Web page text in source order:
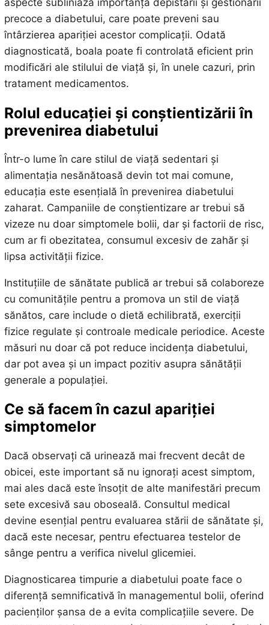
aspecte subliniază importanța depistării și gestionării
precoce a diabetului, care poate preveni sau
întârzierea apariției acestor complicații. Odată
diagnosticată, boala poate fi controlată eficient prin
modificări ale stilului de viață și, în unele cazuri, prin
tratament medicamentos.
Rolul educației și conștientizării în
prevenirea diabetului
Într-o lume în care stilul de viață sedentari și
alimentația nesănătoasă devin tot mai comune,
educația este esențială în prevenirea diabetului
zaharat. Campaniile de conștientizare ar trebui să
vizeze nu doar simptomele bolii, dar și factorii de risc,
cum ar fi obezitatea, consumul excesiv de zahăr și
lipsa activității fizice.
Instituțiile de sănătate publică ar trebui să colaboreze
cu comunitățile pentru a promova un stil de viață
sănătos, care include o dietă echilibrată, exerciții
fizice regulate și controale medicale periodice. Aceste
măsuri nu doar că pot reduce incidența diabetului,
dar pot avea și un impact pozitiv asupra sănătății
generale a populației.
Ce să facem în cazul apariției
simptomelor
Dacă observați că urinează mai frecvent decât de
obicei, este important să nu ignorați acest simptom,
mai ales dacă este însoțit de alte manifestări precum
sete excesivă sau oboseală. Consultul medical
devine esențial pentru evaluarea stării de sănătate și,
dacă este necesar, pentru efectuarea testelor de
sânge pentru a verifica nivelul glicemiei.
Diagnosticarea timpurie a diabetului poate face o
diferență semnificativă în managementul bolii, oferind
pacienților șansa de a evita complicațiile severe. De